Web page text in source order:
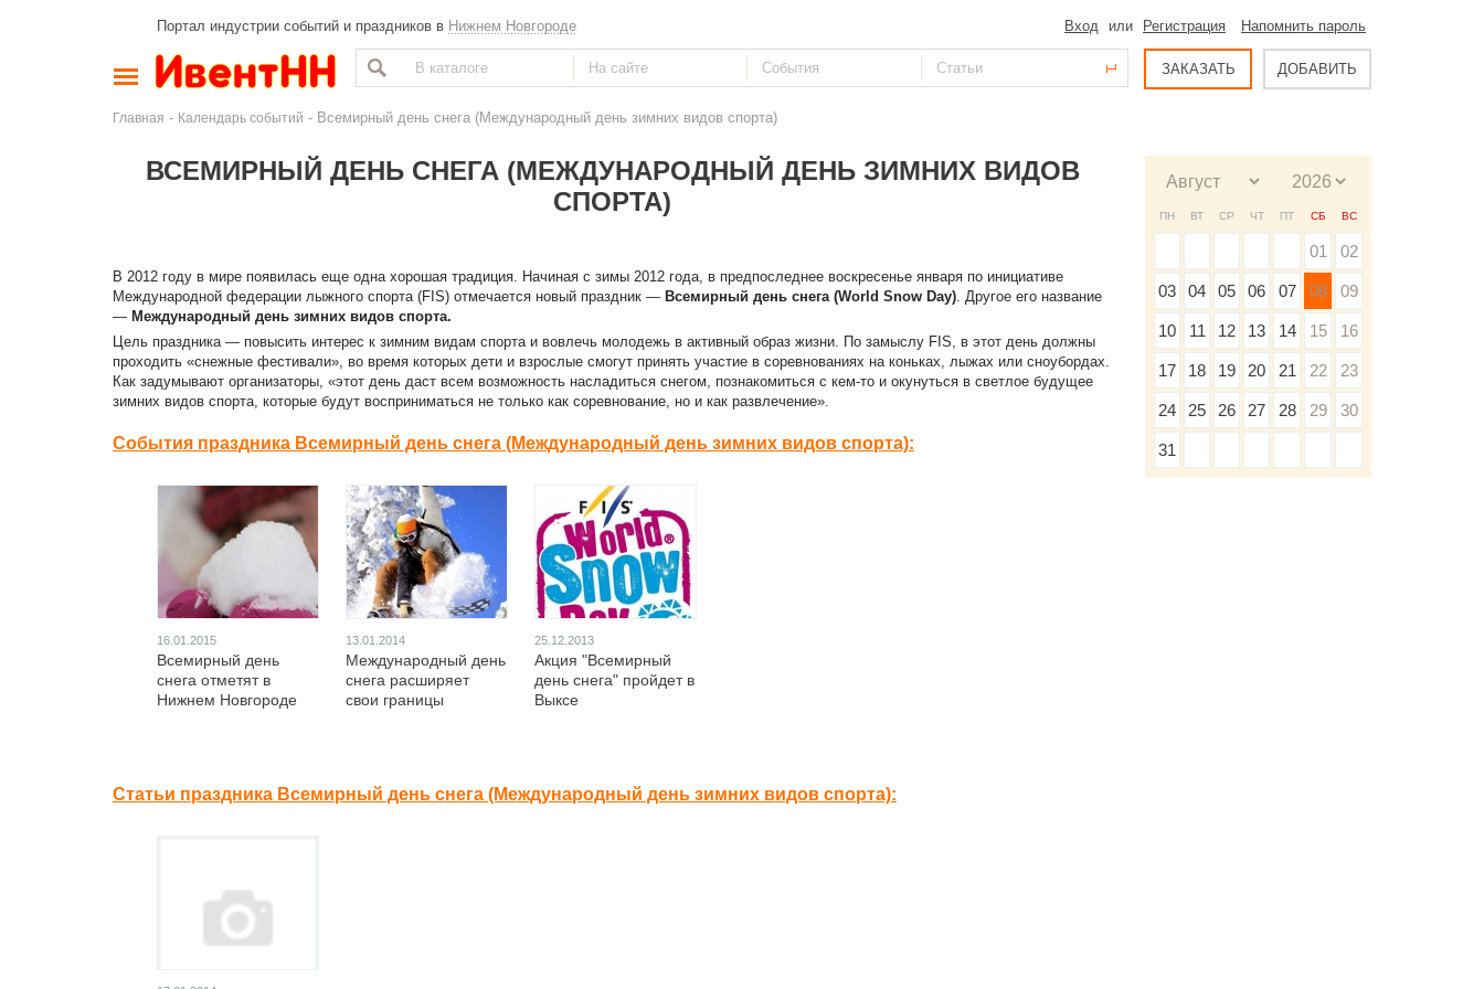
Портал индустрии событий и праздников в Нижнем Новгороде Вход или Регистрация Напомнить пароль
ЗАКАЗАТЬ ДОБАВИТЬ
Главная - Календарь событий - Всемирный день снега (Международный день зимних видов спорта)
ВСЕМИРНЫЙ ДЕНЬ СНЕГА (МЕЖДУНАРОДНЫЙ ДЕНЬ ЗИМНИХ ВИДОВ
СПОРТА)
В 2012 году в мире появилась еще одна хорошая традиция. Начиная с зимы 2012 года, в предпоследнее воскресенье января по инициативе
Международной федерации лыжного спорта (FIS) отмечается новый праздник — Всемирный день снега (World Snow Day). Другое его название
— Международный день зимних видов спорта.
Цель праздника — повысить интерес к зимним видам спорта и вовлечь молодежь в активный образ жизни. По замыслу FIS, в этот день должны
проходить «снежные фестивали», во время которых дети и взрослые смогут принять участие в соревнованиях на коньках, лыжах или сноубордах.
Как задумывают организаторы, «этот день даст всем возможность насладиться снегом, познакомиться с кем-то и окунуться в светлое будущее
зимних видов спорта, которые будут восприниматься не только как соревнование, но и как развлечение».
События праздника Всемирный день снега (Международный день зимних видов спорта):
16.01.2015
Всемирный день
снега отметят в
Нижнем Новгороде
13.01.2014
Международный день
снега расширяет
свои границы
25.12.2013
Акция "Всемирный
день снега" пройдет в
Выксе
Статьи праздника Всемирный день снега (Международный день зимних видов спорта):
ПН ВТ СР ЧТ ПТ СБ ВС
01 02
03 04 05 06 07 08 09
10 11 12 13 14 15 16
17 18 19 20 21 22 23
24 25 26 27 28 29 30
31